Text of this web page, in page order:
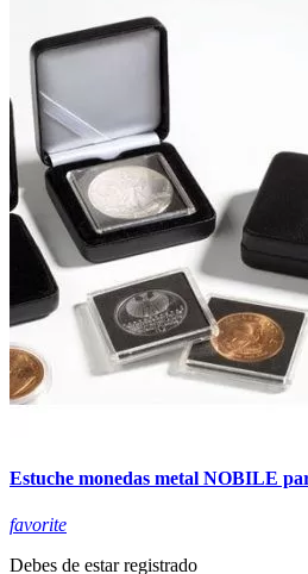
Estuche monedas metal NOBILE
favorite
Debes de estar registrado